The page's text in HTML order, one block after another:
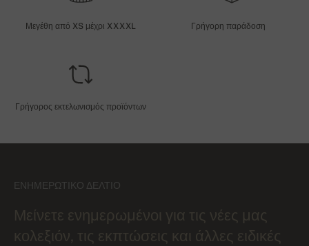
Μεγέθη από XS μέχρι XXXXL Γρήγορη παράδοση
Γρήγορος εκτελωνισμός προϊόντων
ΕΝΗΜΕΡΩΤΙΚΌ ΔΕΛΤΊΟ
Μείνετε ενημερωμένοι για τις νέες μας
κολεξιόν, τις εκπτώσεις και άλλες ειδικές